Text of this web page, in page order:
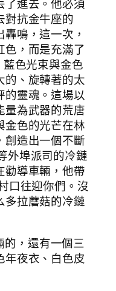
了進去。他必須
對抗金牛座的
轟鳴，這一次，
，而是充滿了
色光束與金色
的、旋轉著的太
的靈魂。這場以
量為武器的荒唐
金色的光芒在林
創造出一個不斷
外埠派司的冷鏈
勸導車輛，他帶
口往迎你們。沒
多拉蘑菇的冷鏈
，還有一個三
年夜衣、白色皮